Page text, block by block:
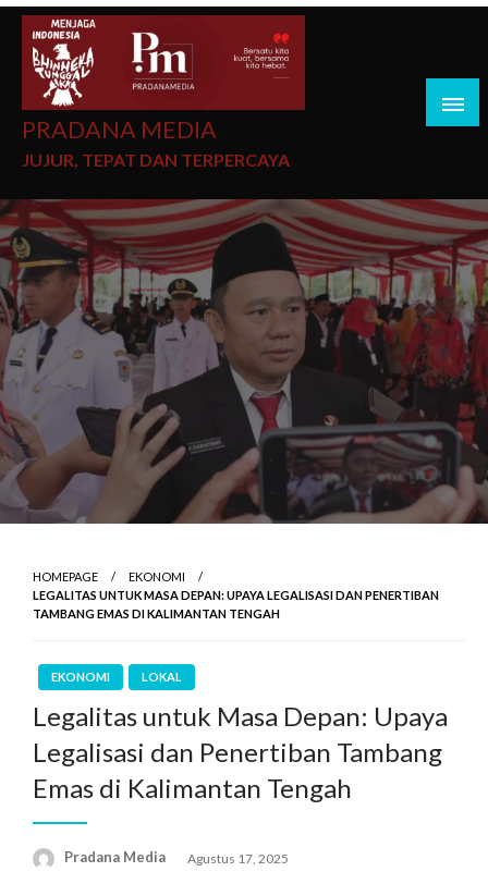
PRADANA MEDIA
JUJUR, TEPAT DAN TERPERCAYA
HOMEPAGE
EKONOMI
LEGALITAS UNTUK MASA DEPAN: UPAYA LEGALISASI DAN PENERTIBAN
TAMBANG EMAS DI KALIMANTAN TENGAH
EKONOMI LOKAL
Legalitas untuk Masa Depan: Upaya
Legalisasi dan Penertiban Tambang
Emas di Kalimantan Tengah
Pradana Media Agustus 17, 2025